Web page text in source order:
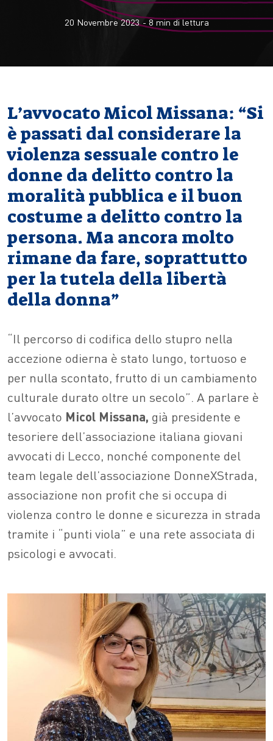
20 Novembre 2023-8min di lettura
L’avvocato Micol Missana: “Si
è passati dal considerare la
violenza sessuale contro le
donne da delitto contro la
moralità pubblica e il buon
costume a delitto contro la
persona. Ma ancora molto
rimane da fare, soprattutto
per la tutela della libertà
della donna”
“Il percorso di codifica dello stupro nella
accezione odierna è stato lungo, tortuoso e
per nulla scontato, frutto di un cambiamento
culturale durato oltre un secolo”. A parlare è
l’avvocato Micol Missana, già presidente e
tesoriere dell’associazione italiana giovani
avvocati di Lecco, nonché componente del
team legale dell’associazione DonneXStrada,
associazione non profit che si occupa di
violenza contro le donne e sicurezza in strada
tramite i “punti viola” e una rete associata di
psicologi e avvocati.